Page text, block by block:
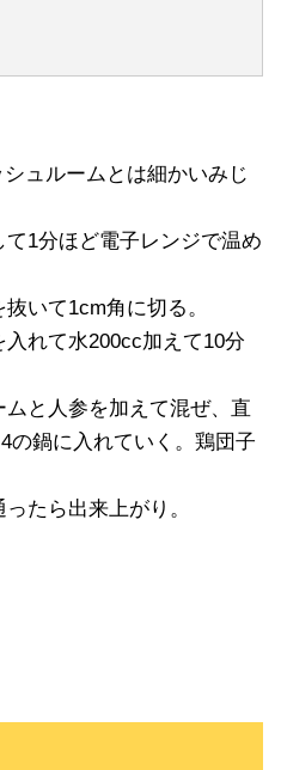
ュルームとは細かいみじ
1分ほど電子レンジで温め
いて1cm角に切る。
れて水200cc加えて10分
と人参を加えて混ぜ、直
の鍋に入れていく。鶏団子
たら出来上がり。